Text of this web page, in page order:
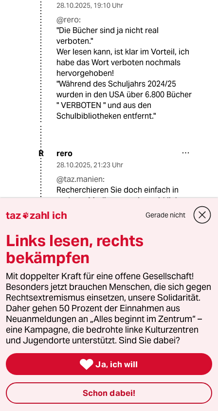
28.10.2025, 19:10 Uhr
@rero:
"Die Bücher sind ja nicht real
verboten."
Wer lesen kann, ist klar im Vorteil, ich
habe das Wort verboten nochmals
hervorgehoben!
"Während des Schuljahrs 2024/25
wurden in den USA über 6.800 Bücher
" VERBOTEN " und aus den
Schulbibliotheken entfernt."
R rero
28.10.2025, 21:23 Uhr
@taz.manien:
Recherchieren Sie doch einfach in
anderen Medien, was dort wirklich
vorgeht.
Der Begriff verboten " ist hier
Wer selbstständig denken kann, ist
klar im Vorteil.
S Systemknecht
28.10.2025,14:31 Uhr
@rero:
"In bestimmten Vierteln in deutschen
Städten würde man auch nicht jedes
Sekundarschulen lesen.
Viele unserer Zuwanderer kommen
aus Ländern, in denen es derartige
Bücher nie in eine Schulbibliothek
schaffen würden."
taz zahl ich Gerade nicht
Links lesen, rechts
bekämpfen
Mit doppelter Kraft für eine offene Gesellschaft!
Besonders jetzt brauchen Menschen, die sich gegen
Rechtsextremismus einsetzen, unsere Solidarität.
Daher gehen 50 Prozent der Einnahmen aus
Neuanmeldungen an „Alles beginnt im Zentrum“ –
eine Kampagne, die bedrohte linke Kulturzentren
und Jugendorte unterstützt. Sind Sie dabei?
 Ja, ich will
Schon dabei!